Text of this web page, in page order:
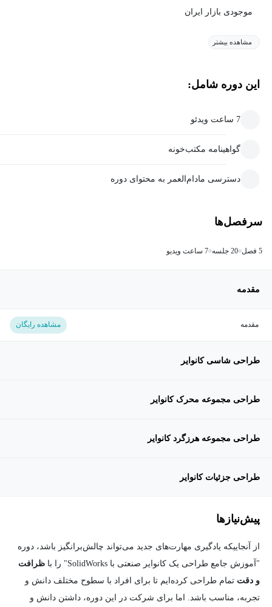
موجودی بازار ایران
مشاهده بیشتر
این دوره شامل:
7 ساعت ویدئو
گواهینامه مکتب‌خونه
دسترسی مادام‌العمر به محتوای دوره
سرفصل‌ها
5 فصل 20 جلسه 7 ساعت ویدیو
مقدمه
مقدمه مشاهده رایگان
طراحی شاسی کانوایر
طراحی مجموعه محرک کانوایر
طراحی مجموعه هرزگرد کانوایر
طراحی جزئیات کانوایر
پیش‌نیاز‌ها
از آنجاییکه یادگیری مهارت‌های جدید می‌تواند چالش‌برانگیز باشد، دوره
"آموزش جامع طراحی یک کانوایر صنعتی با SolidWorks" را با
ظرافت
و دقت تمام طراحی کرده‌ایم تا برای افراد با سطوح مختلف دانش و
تجربه، مناسب باشد. اما برای شرکت در این دوره، داشتن دانش و